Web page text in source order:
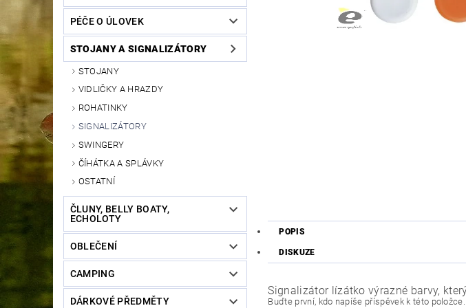
PÉČE O ÚLOVEK
STOJANY A SIGNALIZÁTORY
STOJANY
VIDLIČKY A HRAZDY
ROHATINKY
SIGNALIZÁTORY
SWINGERY
ČÍHÁTKA A SPLÁVKY
OSTATNÍ
ČLUNY, BELLY BOATY,
ECHOLOTY
OBLEČENÍ
CAMPING
DÁRKOVÉ PŘEDMĚTY
POPIS
DISKUZE
Signalizátor lízátko výrazné barvy,
Buďte první, kdo napíše příspěvek k této položce.